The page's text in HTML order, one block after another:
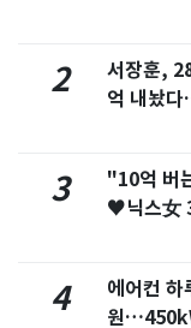
2
서장훈,
억 내놨
3
"10억 버
♥닉스女
4
에어컨 하
원